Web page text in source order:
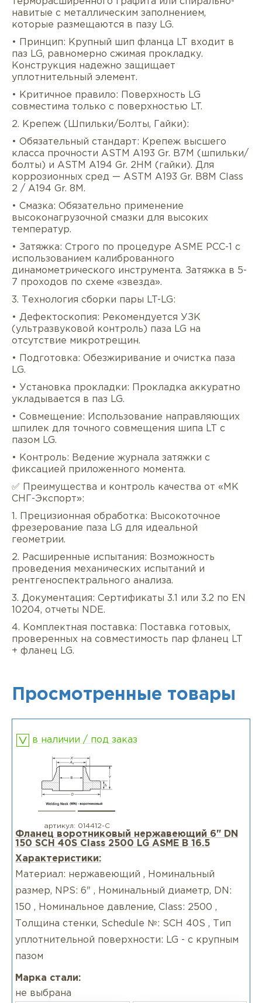
навитые с металлическим заполнением,
которые размещаются в пазу LG.
• Принцип: Крупный шип фланца LT входит в
паз LG, равномерно сжимая прокладку.
Конструкция надежно защищает
уплотнительный элемент.
• Критичное правило: Поверхность LG
совместима только с поверхностью LT.
2. Крепеж (Шпильки/Болты, Гайки):
• Обязательный стандарт: Крепеж высшего
класса прочности ASTM A193 Gr. B7M (шпильки/
болты) и ASTM A194 Gr. 2HM (гайки). Для
коррозионных сред — ASTM A193 Gr. B8M Class
2 / A194 Gr. 8M.
• Смазка: Обязательно применение
высоконагрузочной смазки для высоких
температур.
• Затяжка: Строго по процедуре ASME PCC-1 с
использованием калиброванного
динамометрического инструмента. Затяжка в 5-
7 проходов по схеме «звезда».
3. Технология сборки пары LT-LG:
• Дефектоскопия: Рекомендуется УЗК
(ультразвуковой контроль) паза LG на
отсутствие микротрещин.
• Подготовка: Обезжиривание и очистка паза
LG.
• Установка прокладки: Прокладка аккуратно
укладывается в паз LG.
• Совмещение: Использование направляющих
шпилек для точного совмещения шипа LT с
пазом LG.
• Контроль: Ведение журнала затяжки с
фиксацией приложенного момента.
✅ Преимущества и контроль качества от «МК
СНГ-Экспорт»:
1. Прецизионная обработка: Высокоточное
фрезерование паза LG для идеальной
геометрии.
2. Расширенные испытания: Возможность
проведения механических испытаний и
рентгеноспектрального анализа.
3. Документация: Сертификаты 3.1 или 3.2 по EN
10204, отчеты NDE.
4. Комплектная поставка: Поставка готовых,
проверенных на совместимость пар фланец LT
+ фланец LG.
Просмотренные товары
в наличии / под заказ
артикул: 014412-С
Фланец воротниковый нержавеющий 6" DN
150 SCH 40S Class 2500 LG ASME B 16.5
Характеристики:
Материал: нержавеющий , Номинальный
размер, NPS: 6" , Номинальный диаметр, DN:
150 , Номинальное давление, Class: 2500 ,
Толщина стенки, Schedule №: SCH 40S , Тип
уплотнительной поверхности: LG - с крупным
пазом
Марка стали:
не выбрана